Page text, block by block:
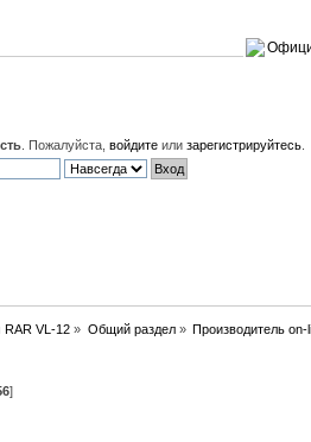
. Пожалуйста, войдите или зарегистрируйтесь
VL-12 » Общий раздел» Производитель on-
]